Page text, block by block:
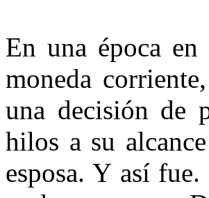
En una época
moneda
una decisión de
hilos a su
esposa. Y así